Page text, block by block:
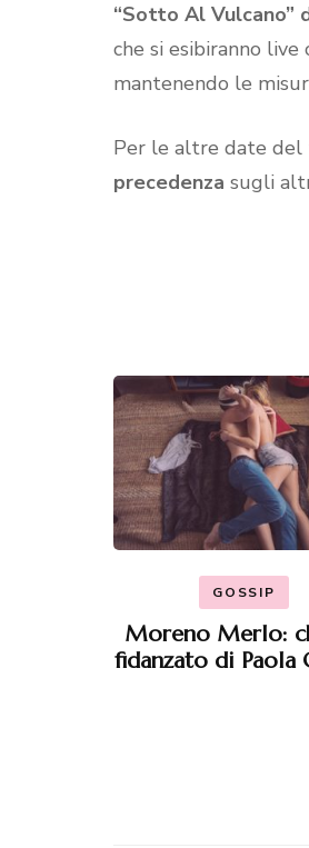
“Sotto Al
che si esibiranno live
mantenendo le
Per le altre date del
precedenza sugli
GOSSIP
Moreno Merlo:
fidanzato di Paola